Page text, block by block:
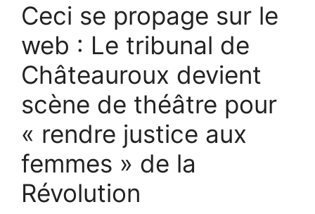
Ceci se propage sur le
web : Le tribunal de
Châteauroux devient
scène de théâtre pour
« rendre justice aux
femmes » de la
Révolution